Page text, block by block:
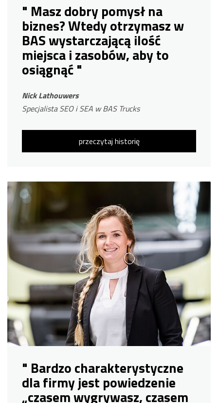
" Masz dobry pomysł na
biznes? Wtedy otrzymasz w
BAS wystarczającą ilość
miejsca i zasobów, aby to
osiągnąć "
Nick Lathouwers
Specjalista SEO i SEA w BAS Trucks
przeczytaj historię
" Bardzo charakterystyczne
dla firmy jest powiedzenie
„czasem wygrywasz, czasem